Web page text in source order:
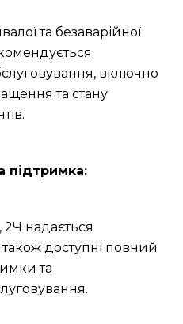
та безаварійної
включно
та стану
підтримка:
2Ч надається
доступні повний
та